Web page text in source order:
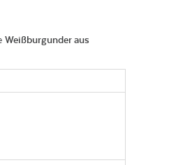
Weißburgunder aus